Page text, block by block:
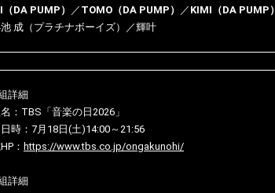
（DA PUMP）
／ TOMO（DA PUMP） ／ KIMI（DA PUMP）
池 成（プラチナボーイズ）／輝叶
詳細
：TBS「音楽の日2026」
時：7月18日(土)14:00～21:56
： https://www.tbs.co.jp/ongakunohi/
詳細